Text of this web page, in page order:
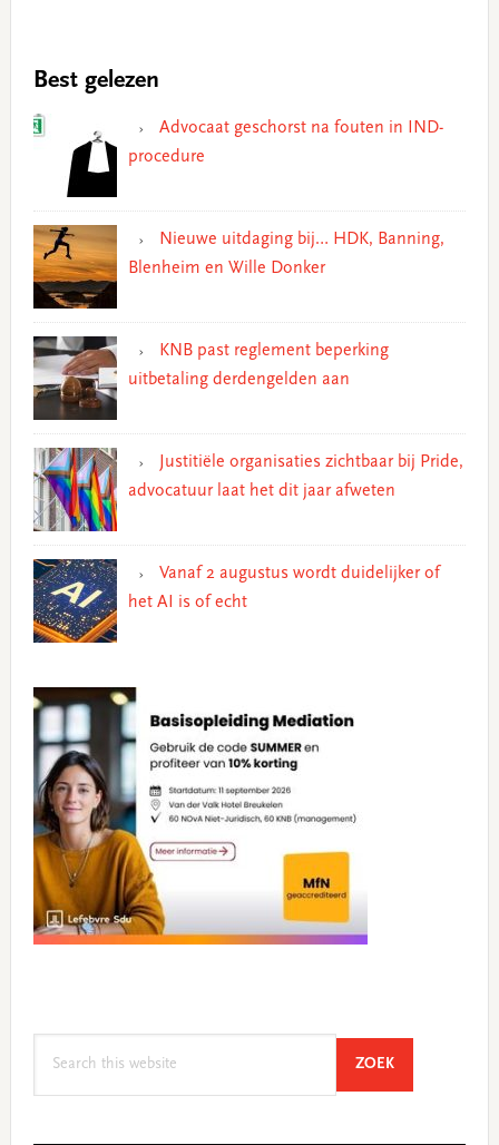
Best gelezen
Advocaat geschorst na fouten in IND-
procedure
Nieuwe uitdaging bij… HDK, Banning,
Blenheim en Wille Donker
KNB past reglement beperking
uitbetaling derdengelden aan
Justitiële organisaties zichtbaar bij Pride,
advocatuur laat het dit jaar afweten
Vanaf 2 augustus wordt duidelijker of
het AI is of echt
ZOEKSEARCH